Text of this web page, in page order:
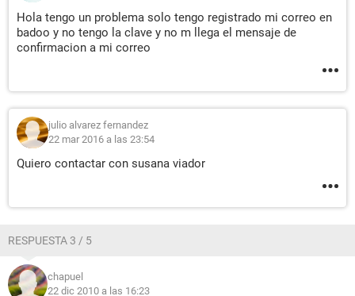
Hola tengo un problema solo tengo registrado mi correo en
badoo y no tengo la clave y no m llega el mensaje de
confirmacion a mi correo
julio alvarez fernandez
22 mar 2016 a las 23:54
Quiero contactar con susana viador
RESPUESTA 3 / 5
chapuel
22 dic 2010 a las 16:23